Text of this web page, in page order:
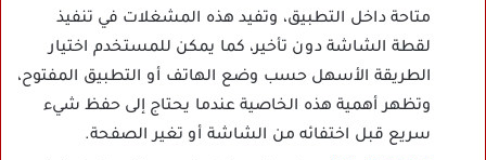
متاحة داخل التطبيق، وتفيد هذه المشغلات في تنفيذ
لقطة الشاشة دون تأخير، كما يمكن للمستخدم اختيار
الطريقة الأسهل حسب وضع الهاتف أو التطبيق المفتوح،
وتظهر أهمية هذه الخاصية عندما يحتاج إلى حفظ شيء
سريع قبل اختفائه من الشاشة أو تغير الصفحة.